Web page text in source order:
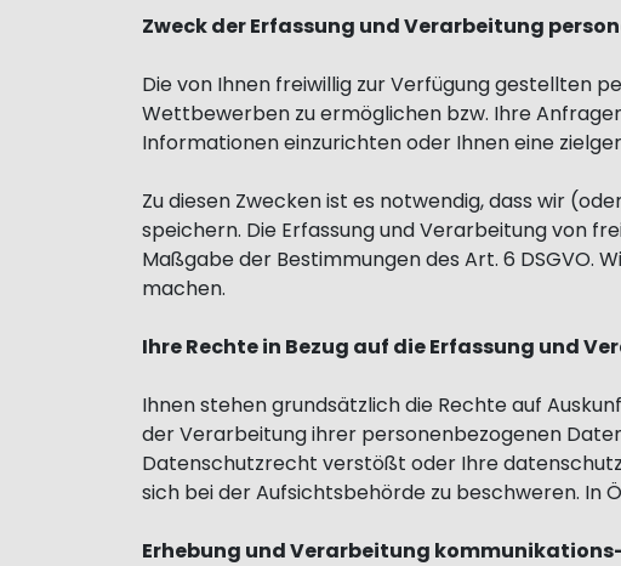
Zweck der Erfassung und Verarbeitung
Die von Ihnen freiwillig zur Verfügung gestellten
Wettbewerben zu ermöglichen bzw. Ihre
Informationen einzurichten oder Ihnen eine
Zu diesen Zwecken ist es notwendig, dass wir
speichern. Die Erfassung und Verarbeitung von
Maßgabe der Bestimmungen des Art. 6 DSGVO.
machen.
Ihre Rechte in Bezug auf die Erfassung und
Ihnen stehen grundsätzlich die Rechte auf
der Verarbeitung ihrer personenbezogenen
Datenschutzrecht verstößt oder Ihre
sich bei der Aufsichtsbehörde zu beschweren. In
Erhebung und Verarbeitung